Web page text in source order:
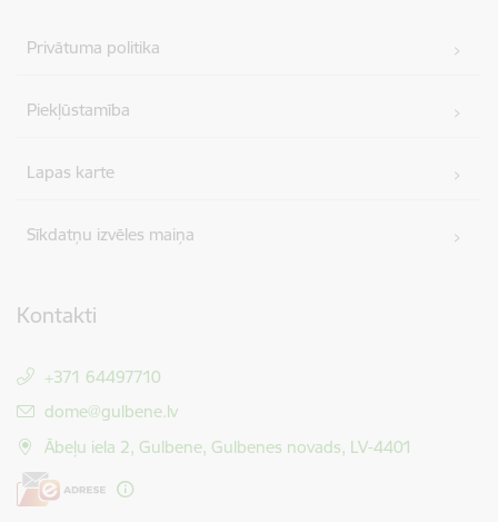
Privātuma politika
Piekļūstamība
Lapas karte
Sīkdatņu izvēles maiņa
Kontakti
+371 64497710
E-pasts:
dome@gulbene.lv
Ābeļu iela 2, Gulbene, Gulbenes novads, LV-4401